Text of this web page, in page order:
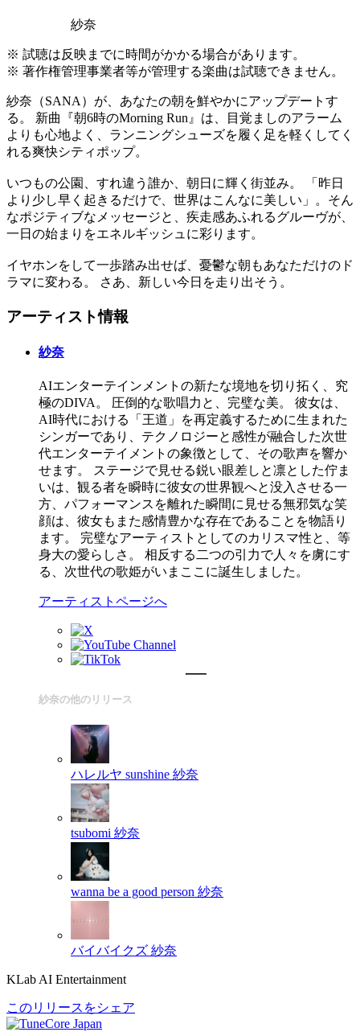
紗奈
※ 試聴は反映までに時間がかかる場合があります。
※ 著作権管理事業者等が管理する楽曲は試聴できません。
紗奈（SANA）が、あなたの朝を鮮やかにアップデートす
る。 新曲『朝6時のMorning Run』は、目覚ましのアラーム
よりも心地よく、ランニングシューズを履く足を軽くしてく
れる爽快シティポップ。
いつもの公園、すれ違う誰か、朝日に輝く街並み。 「昨日
より少し早く起きるだけで、世界はこんなに美しい」。そん
なポジティブなメッセージと、疾走感あふれるグルーヴが、
一日の始まりをエネルギッシュに彩ります。
イヤホンをして一歩踏み出せば、憂鬱な朝もあなただけのド
ラマに変わる。 さあ、新しい今日を走り出そう。
アーティスト情報
紗奈
AIエンターテインメントの新たな境地を切り拓く、究
極のDIVA。 圧倒的な歌唱力と、完璧な美。 彼女は、
AI時代における「王道」を再定義するために生まれた
シンガーであり、テクノロジーと感性が融合した次世
代エンターテイメントの象徴として、その歌声を響か
せます。 ステージで見せる鋭い眼差しと凛とした佇ま
いは、観る者を瞬時に彼女の世界観へと没入させる一
方、パフォーマンスを離れた瞬間に見せる無邪気な笑
顔は、彼女もまた感情豊かな存在であることを物語り
ます。 完璧なアーティストとしてのカリスマ性と、等
身大の愛らしさ。 相反する二つの引力で人々を虜にす
る、次世代の歌姫がいまここに誕生しました。
アーティストページへ
紗奈の他のリリース
ハレルヤ sunshine 紗奈
tsubomi 紗奈
wanna be a good person 紗奈
バイバイクズ 紗奈
KLab AI Entertainment
このリリースをシェア